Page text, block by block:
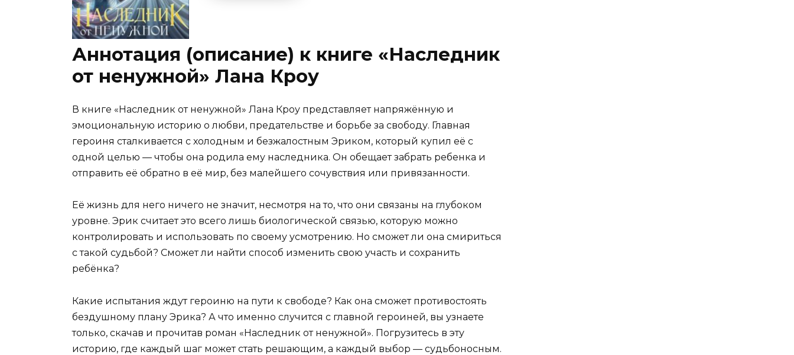
Аннотация (описание) к книге «Наследник
от ненужной» Лана Кроу
В книге «Наследник от ненужной» Лана Кроу представляет напряжённую и
эмоциональную историю о любви, предательстве и борьбе за свободу. Главная
героиня сталкивается с холодным и безжалостным Эриком, который купил её с
одной целью — чтобы она родила ему наследника. Он обещает забрать ребенка и
отправить её обратно в её мир, без малейшего сочувствия или привязанности.
Её жизнь для него ничего не значит, несмотря на то, что они связаны на глубоком
уровне. Эрик считает это всего лишь биологической связью, которую можно
контролировать и использовать по своему усмотрению. Но сможет ли она смириться
с такой судьбой? Сможет ли найти способ изменить свою участь и сохранить
ребёнка?
Какие испытания ждут героиню на пути к свободе? Как она сможет противостоять
бездушному плану Эрика? А что именно случится с главной героиней, вы узнаете
только, скачав и прочитав роман «Наследник от ненужной». Погрузитесь в эту
историю, где каждый шаг может стать решающим, а каждый выбор — судьбоносным.